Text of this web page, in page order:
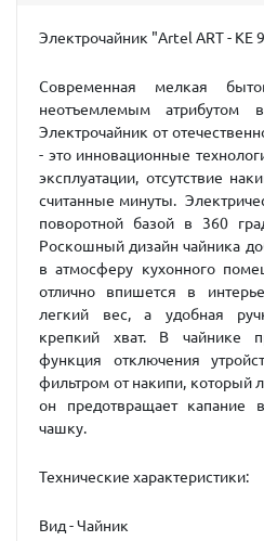
Электрочайник "Artel ART - KE
Современная мелкая
неотъемлемым атрибутом
Электрочайник от
- это инновационные
эксплуатации, отсутствие
считанные минуты.
поворотной базой в 360
Роскошный дизайн чайника
в атмосферу кухонного
отлично впишется в
легкий вес, а удобная
крепкий хват. В чайнике
функция отключения
фильтром от накипи, который
он предотвращает
чашку.
Технические характеристики:
Вид - Чайник